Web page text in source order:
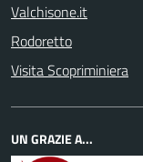
Valchisone.it
Rodoretto
Visita Scopriminiera
UN GRAZIE A...